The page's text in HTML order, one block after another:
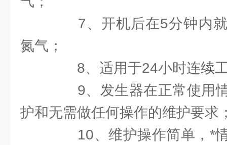
7、开机后在5分钟内就
氮气；
8、适用于24小时连续
9、发生器在正常使用情
护和无需做任何操作的维护要求
10、维护操作简单，*情